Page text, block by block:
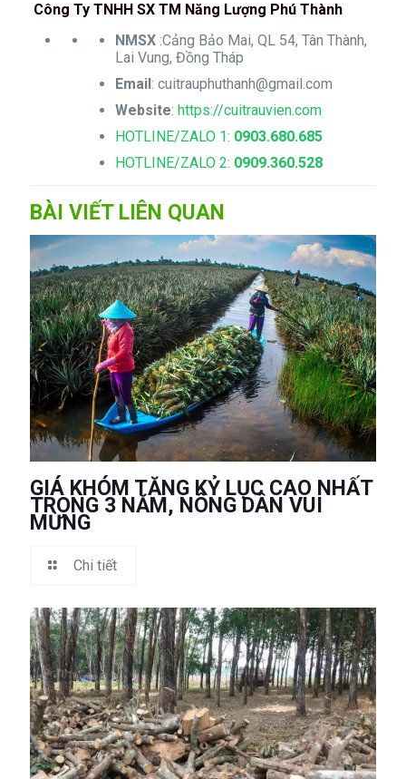
Công Ty TNHH SX TM Năng Lượng Phú Thành
NMSX:Cảng Bảo Mai, QL 54, Tân Thành,
Lai Vung, Đồng Tháp
Email: cuitrauphuthanh@gmail.com
Website: https://cuitrauvien.com
HOTLINE/ZALO 1: 0903.680.685
HOTLINE/ZALO 2: 0909.360.528
BÀI VIẾT LIÊN QUAN
GIÁ KHÓM TĂNG KỶ LỤC CAO NHẤT
TRONG 3 NĂM, NÔNG DÂN VUI
MỪNG
Chi tiết